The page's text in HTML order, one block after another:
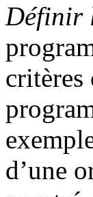
Définir
critères
d’une